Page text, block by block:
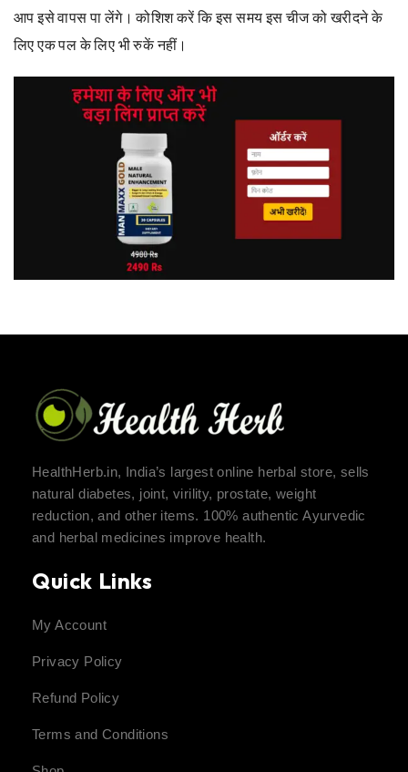
आप इसे वापस पा लेंगे। कोशिश करें कि इस समय इस चीज को खरीदने के
लिए एक पल के लिए भी रुकें नहीं।
HealthHerb.in, India’s largest online herbal store, sells
natural diabetes, joint, virility, prostate, weight
reduction, and other items. 100% authentic Ayurvedic
and herbal medicines improve health.
Quick Links
My Account
Privacy Policy
Refund Policy
Terms and Conditions